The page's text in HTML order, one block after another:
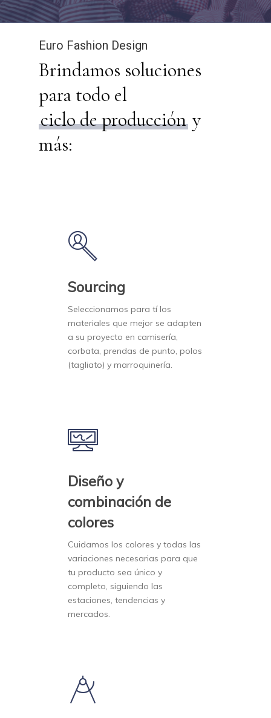
Euro Fashion Design
Brindamos soluciones
para todo el
ciclo de producción y
más:
Sourcing
Seleccionamos para tí los
materiales que mejor se adapten
a su proyecto en camisería,
corbata, prendas de punto, polos
(tagliato) y marroquinería.
Diseño y
combinación de
colores
Cuidamos los colores y todas las
variaciones necesarias para que
tu producto sea único y
completo, siguiendo las
estaciones, tendencias y
mercados.